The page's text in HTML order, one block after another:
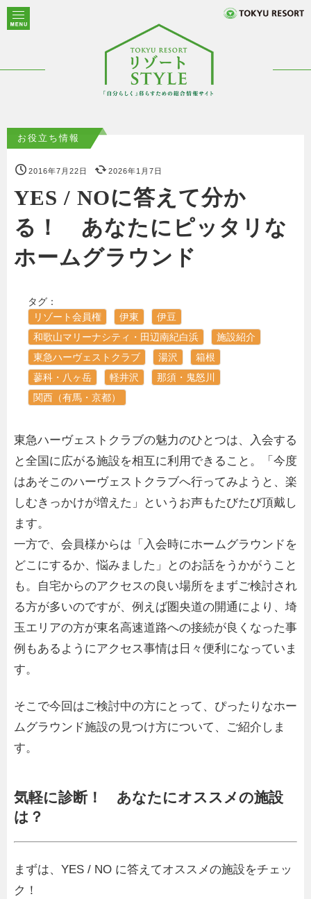
2016年7月22日 2026年1月7日
YES / NOに答えて分か
る！ あなたにピッタリな
ホームグラウンド
タグ：
リゾート会員権
伊東
伊豆
和歌山マリーナシティ・田辺南紀白浜
施設紹介
東急ハーヴェストクラブ
湯沢
箱根
蓼科・八ヶ岳
軽井沢
那須・鬼怒川
関西（有馬・京都）
お役立ち情報
東急ハーヴェストクラブの魅力のひとつは、入会する
と全国に広がる施設を相互に利用できること。「今度
はあそこのハーヴェストクラブへ行ってみようと、楽
しむきっかけが増えた」というお声もたびたび頂戴し
ます。
一方で、会員様からは「入会時にホームグラウンドを
どこにするか、悩みました」とのお話をうかがうこと
も。自宅からのアクセスの良い場所をまずご検討され
る方が多いのですが、例えば圏央道の開通により、埼
玉エリアの方が東名高速道路への接続が良くなった事
例もあるようにアクセス事情は日々便利になっていま
す。
そこで今回はご検討中の方にとって、ぴったりなホー
ムグラウンド施設の見つけ方について、ご紹介しま
す。
気軽に診断！ あなたにオススメの施設
は？
まずは、YES / NO に答えてオススメの施設をチェッ
ク！